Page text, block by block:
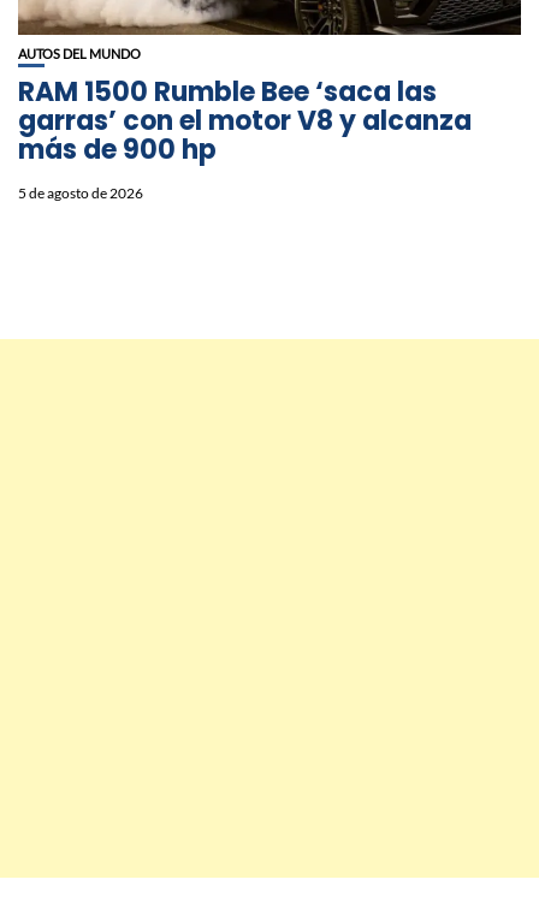
AUTOS DEL MUNDO
RAM 1500 Rumble Bee ‘saca las
garras’ con el motor V8 y alcanza
más de 900 hp
5 de agosto de 2026